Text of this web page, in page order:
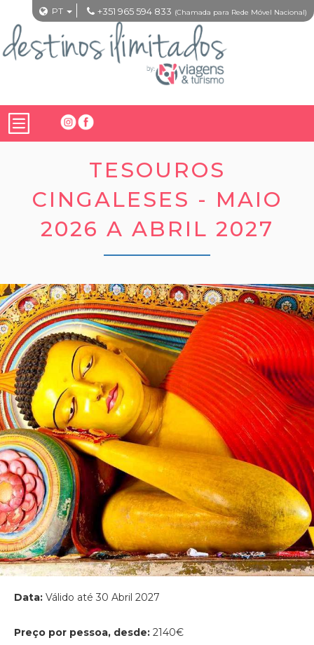
PT +351 965 594 833 (Chamada para Rede Móvel Nacional)
TESOUROS
CINGALESES - MAIO
2026 A ABRIL 2027
Data: Válido até 30 Abril 2027
Preço por pessoa, desde: 2140€